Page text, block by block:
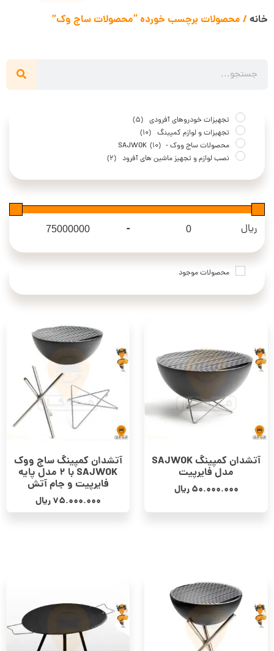
خانه / محصولات برچسب خورده “محصولات ساج وک”
تجهیزات خودروهای آفرودی (5)
تجهیزات و لوازم کمپینگ (10)
محصولات ساج ووک - SAJWOK (10)
نصب لوازم و تجهیز ماشین های آفرود (2)
ریال Minimum Price
-
Maximum Price
محصولات موجود
آتشدان کمپینگ SAJWOK
مدل فایرپیت
50.000.000 ریال
آتشدان کمپینگ ساج ووک
SAJWOK با 2 مدل پایه
فایرپیت و جام آتش
75.000.000 ریال